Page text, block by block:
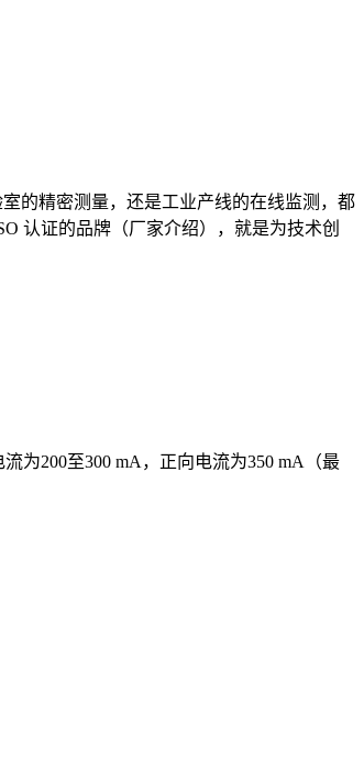
室的精密测量，还是工业产线的在线监测，都
认证的品牌（厂家介绍），就是为技术创
为200至300 mA，正向电流为350 mA（最